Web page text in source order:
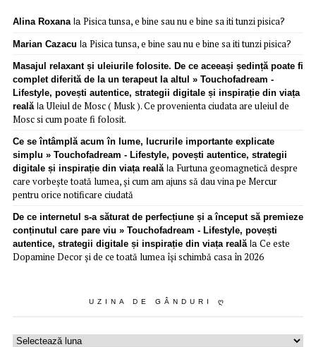
Alina Roxanala Pisica tunsa, e bine sau nu e bine sa iti tunzi pisica?
Marian Cazacu la Pisica tunsa, e bine sau nu e bine sa iti tunzi pisica?
Masajul relaxant și uleiurile folosite. De ce aceeași ședință poate fi
complet diferită de la un terapeut la altul » Touchofadream -
Lifestyle, povești autentice, strategii digitale și inspirație din viața
realălaUleiul de Mosc ( Musk ). Ce provenienta ciudata are uleiul de
Mosc si cum poate fi folosit.
Ce se întâmplă acum în lume, lucrurile importante explicate
simplu » Touchofadream - Lifestyle, povești autentice, strategii
digitale și inspirație din viața realăla Furtuna geomagnetică despre
care vorbește toată lumea, și cum am ajuns să dau vina pe Mercur
pentru orice notificare ciudată
De ce internetul s-a săturat de perfecțiune și a început să premieze
conținutul care pare viu » Touchofadream - Lifestyle, povești
autentice, strategii digitale și inspirație din viața realăla Ce este
Dopamine Decor și de ce toată lumea își schimbă casa în 2026
UZINA DE GÂNDURI Ღ
Uzina